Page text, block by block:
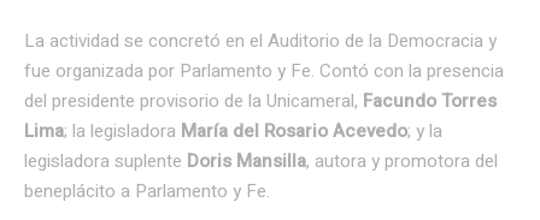
La actividad se concretó en el Auditorio de la Democracia y
fue organizada por Parlamento y Fe. Contó con la presencia
del presidente provisorio de la Unicameral, Facundo Torres
Lima; la legisladora María del Rosario Acevedo; y la
legisladora suplente Doris Mansilla, autora y promotora del
beneplácito a Parlamento y Fe.